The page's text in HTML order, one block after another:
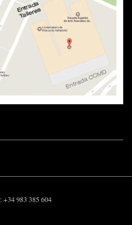
: +34 983 385 604